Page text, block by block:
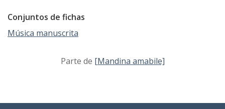
Conjuntos de fichas
Música manuscrita
Parte de [Mandina amabile]